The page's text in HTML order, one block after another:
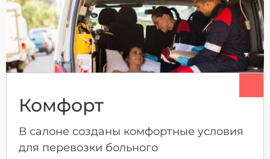
Комфорт
В салоне созданы комфортные условия
для перевозки больного